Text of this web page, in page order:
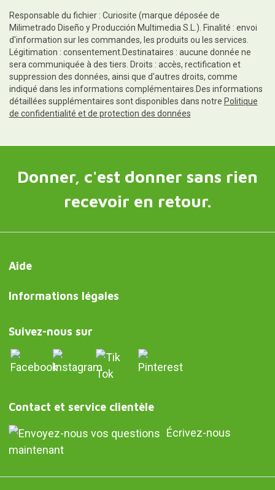
Responsable du fichier : Curiosite (marque déposée de
Milimetrado Diseño y Producción Multimedia S.L.). Finalité : envoi
d'information sur les commandes, les produits ou les services.
Légitimation : consentement.Destinataires : aucune donnée ne
sera communiquée à des tiers. Droits : accès, rectification et
suppression des données, ainsi que d'autres droits, comme
indiqué dans les informations complémentaires.Des informations
détaillées supplémentaires sont disponibles dans notre Politique
de confidentialité et de protection des données
Donner, c'est donner sans rien
recevoir en retour.
Aide
Informations légales
Suivez-nous sur
Contact et service clientèle
Écrivez-nous
maintenant